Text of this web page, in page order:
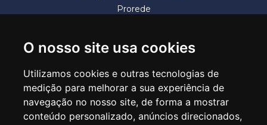
O nosso site usa cookies
Utilizamos cookies e outras tecnologias de
medição para melhorar a sua experiência de
navegação no nosso site, de forma a mostrar
conteúdo personalizado, anúncios direcionados,
Prorede
SECRETARIA DE EDUCAÇÃO